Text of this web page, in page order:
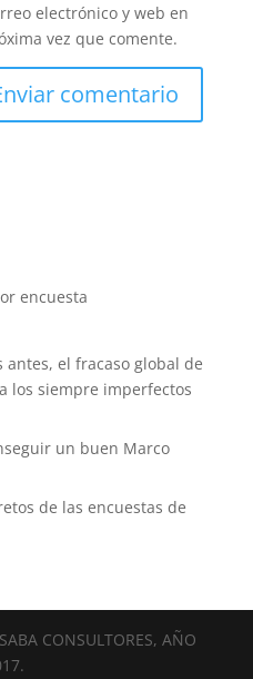
electrónico y web en
vez que comente.
encuesta
antes, el fracaso global de
los siempre imperfectos
un buen Marco
de las encuestas de
CONSULTORES, AÑO